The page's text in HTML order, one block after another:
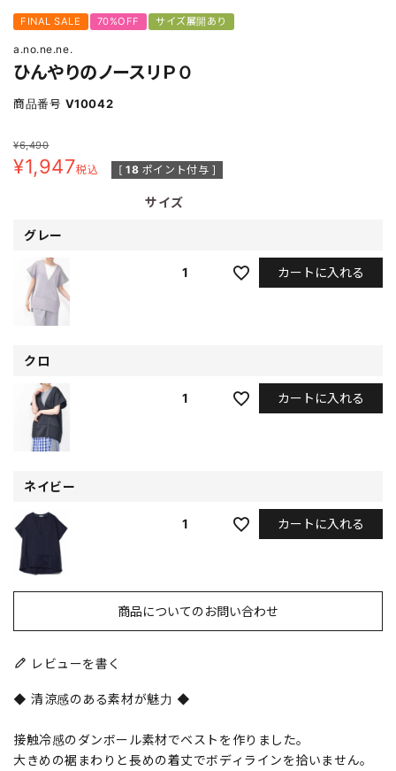
FINAL SALE 70%OFF サイズ展開あり
a.no.ne.ne.
ひんやりのノースリＰＯ
商品番号 V10042
¥6,490
¥1,947税込 [ 18 ポイント付与 ]
サイズ
グレー
1 カートに入れる
クロ
1 カートに入れる
ネイビー
1 カートに入れる
商品についてのお問い合わせ
レビューを書く
◆ 清涼感のある素材が魅力 ◆
接触冷感のダンボール素材でベストを作りました。
大きめの裾まわりと長めの着丈でボディラインを拾いません。